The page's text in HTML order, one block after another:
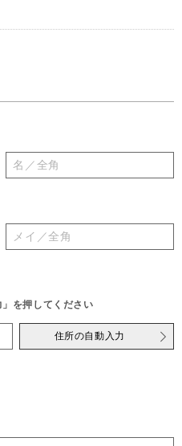
を押してください
住所の自動入力